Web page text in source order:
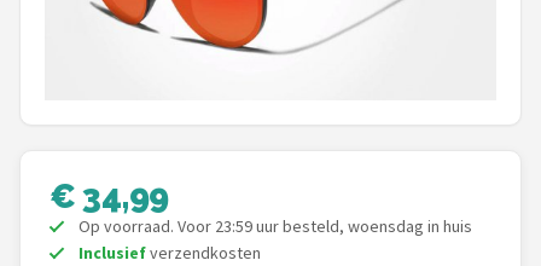
Kingseven
Montuurtjevoorjou
Fako Fashion®
Maesy
€ 34,99
Op voorraad. Voor 23:59 uur besteld, woensdag in huis
Inclusiefverzendkosten